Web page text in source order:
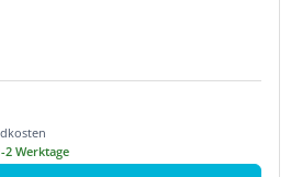
Werktage